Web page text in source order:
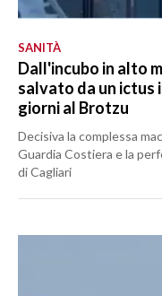
SANITÀ
Dall'incubo in alto
salvato da un ictus
giorni al Brotzu
Decisiva la complessa
Guardia Costiera e la
di Cagliari